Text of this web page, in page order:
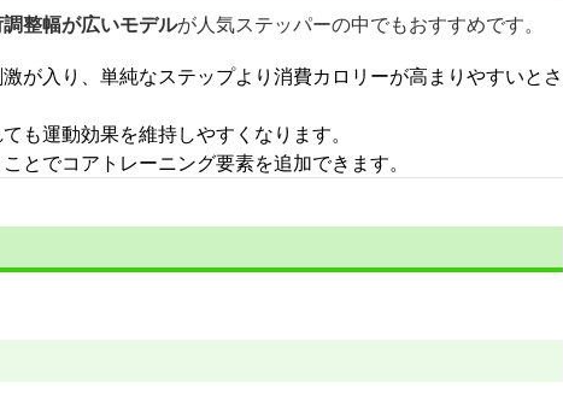
整幅が広いモデルが人気ステッパーの中でもおすすめです。
が入り、単純なステップより消費カロリーが高まりやすいとさ
も運動効果を維持しやすくなります。
とでコアトレーニング要素を追加できます。